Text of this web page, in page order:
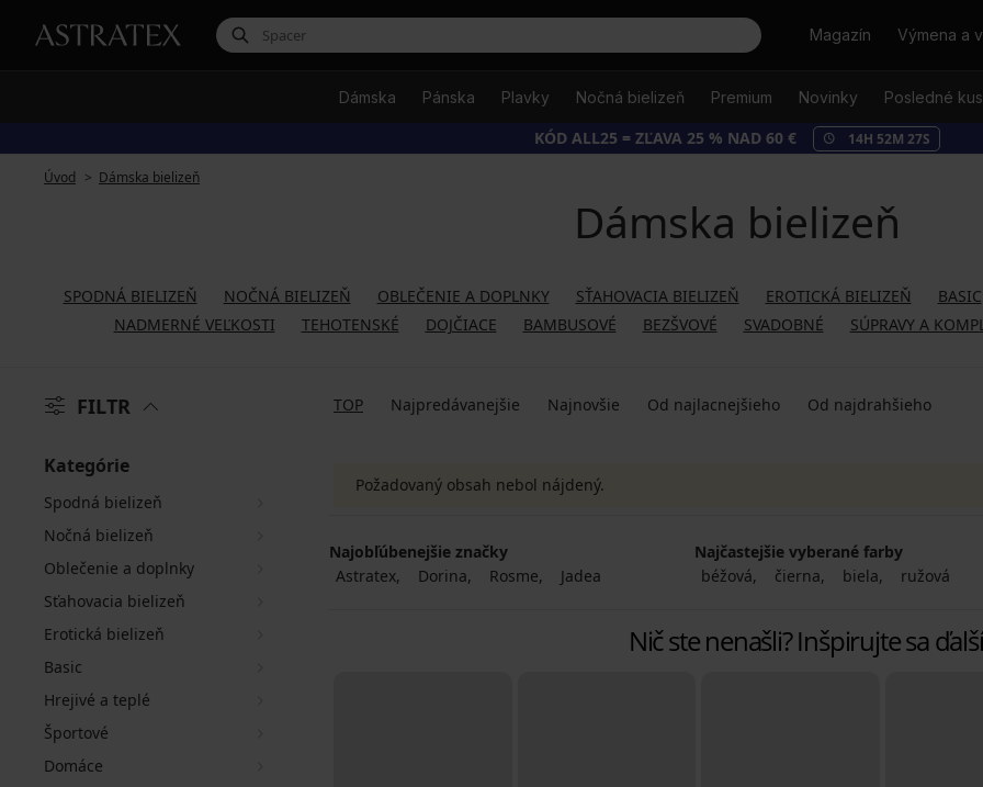
HľadaťMagazín Výmena a
Dámska Pánska Plavky Nočná bielizeň Premium Novinky Posledné
KÓD ALL25 = ZĽAVA 25 % NAD 60 € 14H 52M 26S
Úvod Dámska bielizeň
Dámska bielizeň
SPODNÁ BIELIZEŇ NOČNÁ BIELIZEŇ OBLEČENIE A DOPLNKY SŤAHOVACIA BIELIZEŇ EROTICKÁ BIELIZEŇ
BASIC
NADMERNÉ VEĽKOSTI
TEHOTENSKÉ DOJČIACE BAMBUSOVÉ BEZŠVOVÉ SVADOBNÉ SÚPRAVY A
FILTR TOP Najpredávanejšie Najnovšie Od najlacnejšieho Od najdrahšieho
Kategórie
Spodná bielizeň
Nočná bielizeň
Oblečenie a doplnky
Sťahovacia bielizeň
Erotická bielizeň
Basic
Hrejivé a teplé
Športové
Domáce
Požadovaný obsah nebol nájdený.
Najobľúbenejšie značky
Astratex
Dorina Rosme Jadea
Najčastejšie vyberané farby
béžová
čierna biela ružová
Nič ste nenašli? Inšpirujte sa